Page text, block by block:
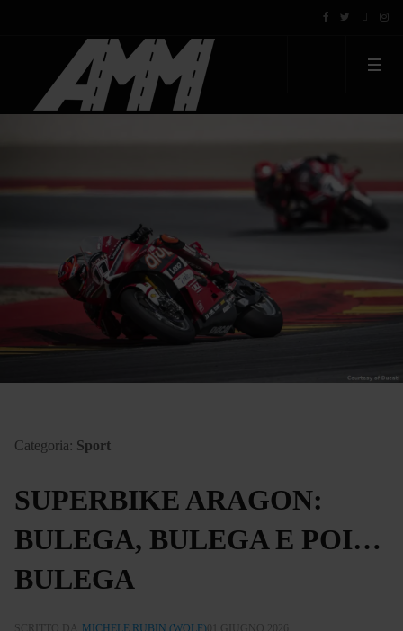
Categoria: Sport
SUPERBIKE ARAGON:
BULEGA, BULEGA E POI…
BULEGA